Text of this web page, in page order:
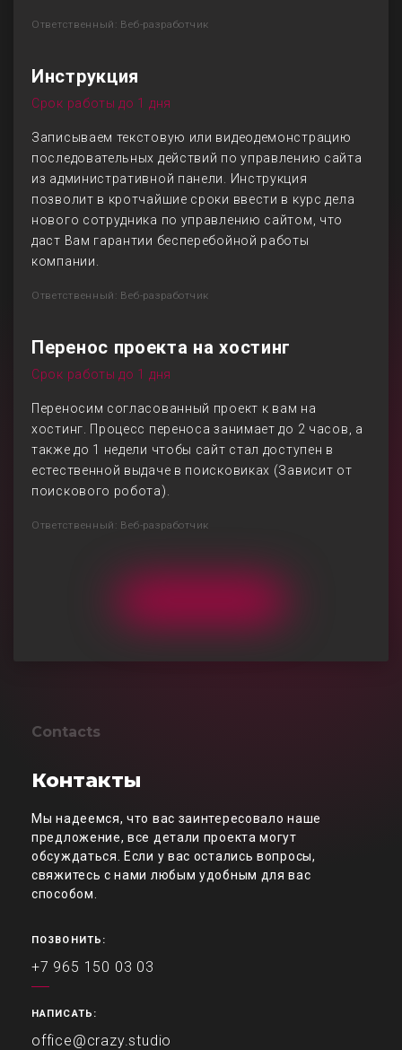
Ответственный: Веб-разработчик
Инструкция
Срок работы до 1 дня
Записываем текстовую или видеодемонстрацию
последовательных действий по управлению сайта
из административной панели. Инструкция
позволит в кротчайшие сроки ввести в курс дела
нового сотрудника по управлению сайтом, что
даст Вам гарантии бесперебойной работы
компании.
Ответственный: Веб-разработчик
Перенос проекта на хостинг
Срок работы до 1 дня
Переносим согласованный проект к вам на
хостинг. Процесс переноса занимает до 2 часов, а
также до 1 недели чтобы сайт стал доступен в
естественной выдаче в поисковиках (Зависит от
поискового робота).
Ответственный: Веб-разработчик
Contacts
Контакты
Мы надеемся, что вас заинтересовало наше
предложение, все детали проекта могут
обсуждаться. Если у вас остались вопросы,
свяжитесь с нами любым удобным для вас
способом.
ПОЗВОНИТЬ:
+7 965 150 03 03
НАПИСАТЬ:
office@crazy.studio